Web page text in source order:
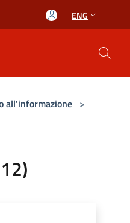
ENG
all'informazione >